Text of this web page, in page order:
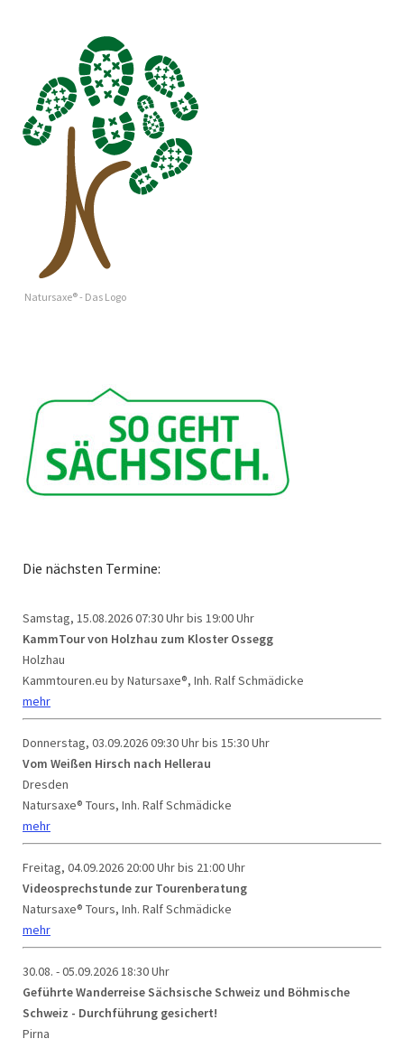
Natursaxe® - Das Logo
Die nächsten Termine:
Samstag, 15.08.202607:30 Uhr bis 19:00 Uhr
KammTour von Holzhau zum Kloster Ossegg
Holzhau
Kammtouren.eu by Natursaxe®, Inh. Ralf Schmädicke
mehr
Donnerstag, 03.09.202609:30 Uhr bis 15:30 Uhr
Vom Weißen Hirsch nach Hellerau
Dresden
Natursaxe® Tours, Inh. Ralf Schmädicke
mehr
Freitag, 04.09.2026 20:00 Uhr bis 21:00 Uhr
Videosprechstunde zur Tourenberatung
Natursaxe® Tours, Inh. Ralf Schmädicke
mehr
30.08. - 05.09.202618:30 Uhr
Geführte Wanderreise Sächsische Schweiz und Böhmische
Schweiz - Durchführung gesichert!
Pirna